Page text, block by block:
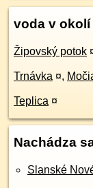
voda v okolí
Žipovský potok
Trnávka ¤,
Teplica ¤
Nachádza
Slanské